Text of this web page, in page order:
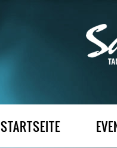
STARTSEITE